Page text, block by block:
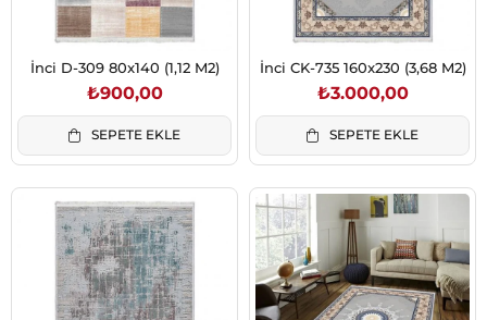
İnci D-309 80x140 (1,12 M2)
₺900,00
SEPETE EKLE
İnci CK-735 160x230 (3,68 M2)
₺3.000,00
SEPETE EKLE